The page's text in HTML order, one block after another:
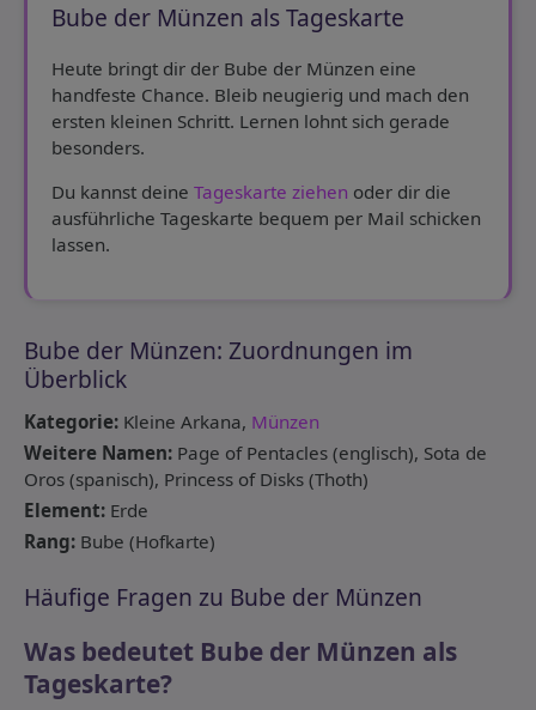
Bube der Münzen als Tageskarte
Heute bringt dir der Bube der Münzen eine
handfeste Chance. Bleib neugierig und mach den
ersten kleinen Schritt. Lernen lohnt sich gerade
besonders.
Du kannst deine Tageskarte ziehen oder dir die
ausführliche Tageskarte bequem per Mail schicken
lassen.
Bube der Münzen: Zuordnungen im
Überblick
Kategorie: Kleine Arkana, Münzen
Weitere Namen: Page of Pentacles (englisch), Sota de
Oros (spanisch), Princess of Disks (Thoth)
Element: Erde
Rang: Bube (Hofkarte)
Häufige Fragen zu Bube der Münzen
Was bedeutet Bube der Münzen als
Tageskarte?